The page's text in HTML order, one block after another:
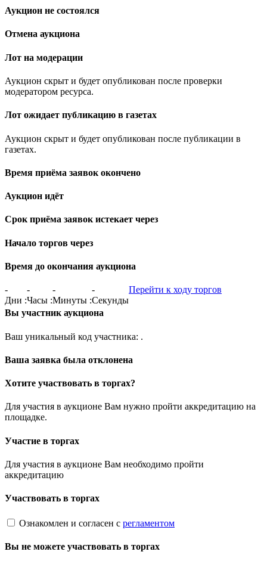
Аукцион не состоялся
Отмена аукциона
Лот на модерации
Аукцион скрыт и будет опубликован после проверки
модератором ресурса.
Лот ожидает публикацию в газетах
Аукцион скрыт и будет опубликован после публикации в
газетах.
Время приёма заявок окончено
Аукцион идёт
Срок приёма заявок истекает через
Начало торгов через
Время до окончания аукциона
-
Дни :
-
Часы :
-
Минуты :
-
Секунды
Перейти к ходу торгов
Вы участник аукциона
Ваш уникальный код участника: .
Ваша заявка была отклонена
Хотите участвовать в торгах?
Для участия в аукционе Вам нужно пройти аккредитацию на
площадке.
Участие в торгах
Для участия в аукционе Вам необходимо пройти
аккредитацию
Участвовать в торгах
Ознакомлен и согласен с регламентом
Вы не можете участвовать в торгах